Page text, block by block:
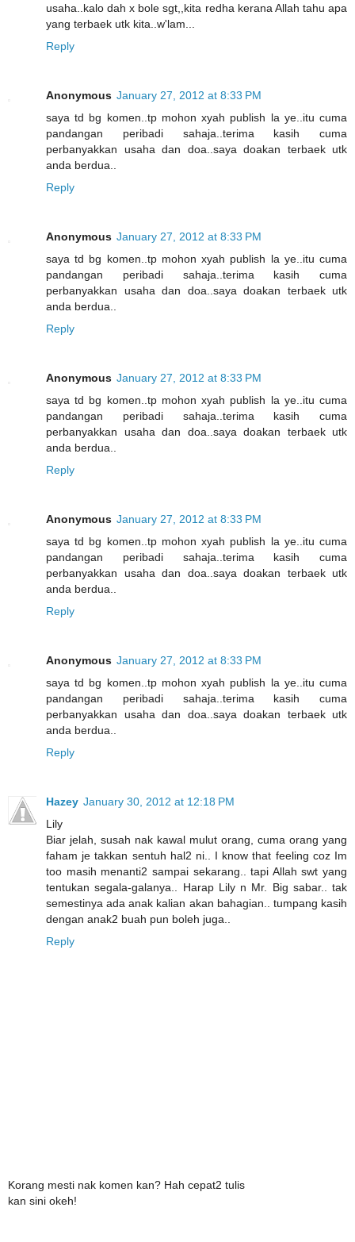
usaha..kalo dah x bole sgt,,kita redha kerana Allah tahu apa
yang terbaek utk kita..w'lam...
Reply
Anonymous January 27, 2012 at 8:33 PM
saya td bg komen..tp mohon xyah publish la ye..itu cuma
pandangan peribadi sahaja..terima kasih cuma
perbanyakkan usaha dan doa..saya doakan terbaek utk
anda berdua..
Reply
Anonymous January 27, 2012 at 8:33 PM
saya td bg komen..tp mohon xyah publish la ye..itu cuma
pandangan peribadi sahaja..terima kasih cuma
perbanyakkan usaha dan doa..saya doakan terbaek utk
anda berdua..
Reply
Anonymous January 27, 2012 at 8:33 PM
saya td bg komen..tp mohon xyah publish la ye..itu cuma
pandangan peribadi sahaja..terima kasih cuma
perbanyakkan usaha dan doa..saya doakan terbaek utk
anda berdua..
Reply
Anonymous January 27, 2012 at 8:33 PM
saya td bg komen..tp mohon xyah publish la ye..itu cuma
pandangan peribadi sahaja..terima kasih cuma
perbanyakkan usaha dan doa..saya doakan terbaek utk
anda berdua..
Reply
Anonymous January 27, 2012 at 8:33 PM
saya td bg komen..tp mohon xyah publish la ye..itu cuma
pandangan peribadi sahaja..terima kasih cuma
perbanyakkan usaha dan doa..saya doakan terbaek utk
anda berdua..
Reply
Hazey January 30, 2012 at 12:18 PM
Lily
Biar jelah, susah nak kawal mulut orang, cuma orang yang
faham je takkan sentuh hal2 ni.. I know that feeling coz Im
too masih menanti2 sampai sekarang.. tapi Allah swt yang
tentukan segala-galanya.. Harap Lily n Mr. Big sabar.. tak
semestinya ada anak kalian akan bahagian.. tumpang kasih
dengan anak2 buah pun boleh juga..
Reply
Korang mesti nak komen kan? Hah cepat2 tulis
kan sini okeh!